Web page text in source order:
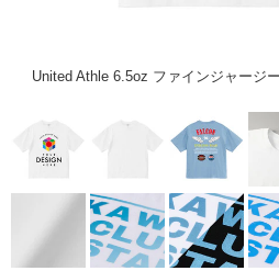
United Athle 6.5oz ファインジャージ